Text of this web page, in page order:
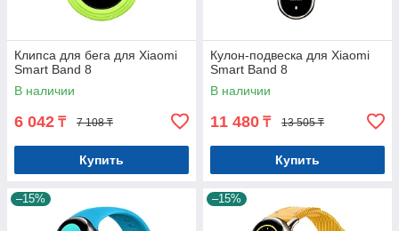
Клипса для бега для Xiaomi
Smart Band 8
В наличии
6 042 ₸ 7 108 ₸
Купить
Кулон-подвеска для Xiaomi
Smart Band 8
В наличии
11 480 ₸ 13 505 ₸
Купить
–15% –15%